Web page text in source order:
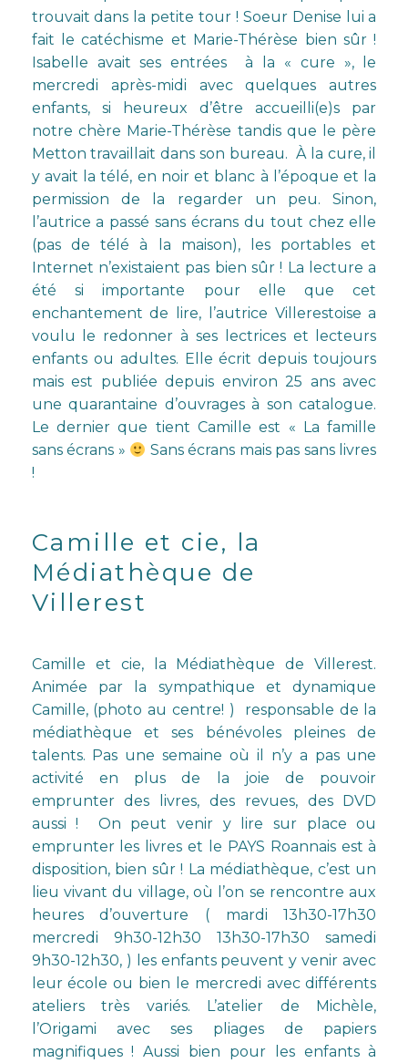
trouvait dans la petite tour ! Soeur Denise lui a
fait le catéchisme et Marie-Thérèse bien sûr !
Isabelle avait ses entrées à la « cure », le
mercredi après-midi avec quelques autres
enfants, si heureux d’être accueilli(e)s par
notre chère Marie-Thérèse tandis que le père
Metton travaillait dans son bureau. À la cure, il
y avait la télé, en noir et blanc à l’époque et la
permission de la regarder un peu. Sinon,
l’autrice a passé sans écrans du tout chez elle
(pas de télé à la maison), les portables et
Internet n’existaient pas bien sûr ! La lecture a
été si importante pour elle que cet
enchantement de lire, l’autrice Villerestoise a
voulu le redonner à ses lectrices et lecteurs
enfants ou adultes. Elle écrit depuis toujours
mais est publiée depuis environ 25 ans avec
une quarantaine d’ouvrages à son catalogue.
Le dernier que tient Camille est « La famille
sans écrans »
Sans écrans mais pas sans livres
!
Camille et cie, la
Médiathèque de
Villerest
Camille et cie, la Médiathèque de Villerest.
Animée par la sympathique et dynamique
Camille, (photo au centre! ) responsable de la
médiathèque et ses bénévoles pleines de
talents. Pas une semaine où il n’y a pas une
activité en plus de la joie de pouvoir
emprunter des livres, des revues, des DVD
aussi ! On peut venir y lire sur place ou
emprunter les livres et le PAYS Roannais est à
disposition, bien sûr ! La médiathèque, c’est un
lieu vivant du village, où l’on se rencontre aux
heures d’ouverture ( mardi 13h30-17h30
mercredi 9h30-12h30 13h30-17h30 samedi
9h30-12h30, ) les enfants peuvent y venir avec
leur école ou bien le mercredi avec différents
ateliers très variés. L’atelier de Michèle,
l’Origami avec ses pliages de papiers
magnifiques ! Aussi bien pour les enfants à